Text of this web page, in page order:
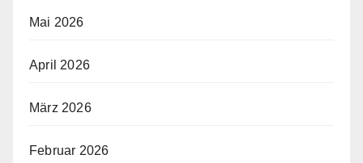
Mai 2026
April 2026
März 2026
Februar 2026